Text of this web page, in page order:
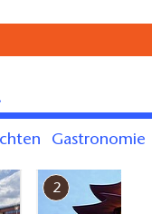
Gastronomie
2